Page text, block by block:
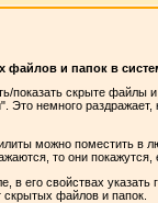
файлов и папок в
показать скрыте файлы
немного раздражает,
можно поместить в
то они
в его свойствах
скрытых файлов и папок.